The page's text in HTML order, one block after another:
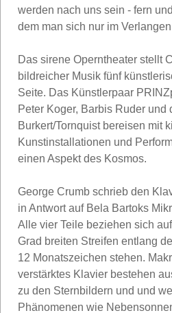
werden nach uns sein - fern
dem man sich nur im
Das sirene Operntheater stellt
bildreicher Musik fünf
Seite. Das Künstlerpaar
Peter Koger, Barbis Ruder und
Burkert/Tornquist bereisen mit
Kunstinstallationen und
einen Aspekt des Kosmos.
George Crumb schrieb den
in Antwort auf Bela Bartoks
Alle vier Teile beziehen sich
Grad breiten Streifen entlang
12 Monatszeichen stehen.
verstärktes Klavier bestehen
zu den Sternbildern und und
Phänomenen wie